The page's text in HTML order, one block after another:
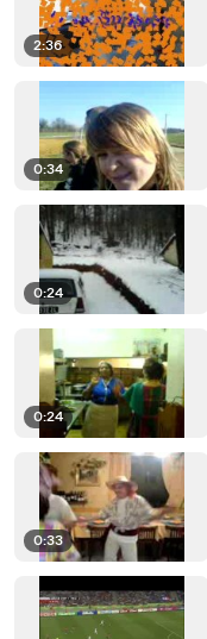
2:36
0:34
0:24
0:24
0:33